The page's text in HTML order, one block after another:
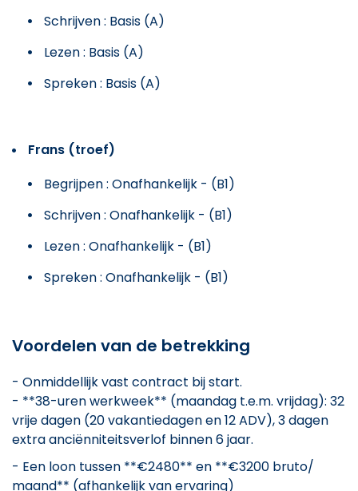
Schrijven : Basis (A)
Lezen : Basis (A)
Spreken : Basis (A)
Frans (troef)
Begrijpen : Onafhankelijk - (B1)
Schrijven : Onafhankelijk - (B1)
Lezen : Onafhankelijk - (B1)
Spreken : Onafhankelijk - (B1)
Voordelen van de betrekking
- Onmiddellijk vast contract bij start.
- **38-uren werkweek** (maandag t.e.m. vrijdag): 32
vrije dagen (20 vakantiedagen en 12 ADV), 3 dagen
extra anciënniteitsverlof binnen 6 jaar.
- Een loon tussen **€2480** en **€3200 bruto/
maand** (afhankelijk van ervaring)